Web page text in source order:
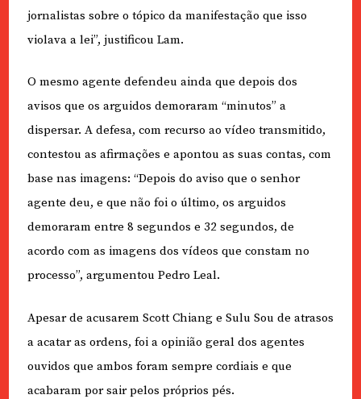
jornalistas sobre o tópico da manifestação que isso
violava a lei”, justificou Lam.
O mesmo agente defendeu ainda que depois dos
avisos que os arguidos demoraram “minutos” a
dispersar. A defesa, com recurso ao vídeo transmitido,
contestou as afirmações e apontou as suas contas, com
base nas imagens: “Depois do aviso que o senhor
agente deu, e que não foi o último, os arguidos
demoraram entre 8 segundos e 32 segundos, de
acordo com as imagens dos vídeos que constam no
processo”, argumentou Pedro Leal.
Apesar de acusarem Scott Chiang e Sulu Sou de atrasos
a acatar as ordens, foi a opinião geral dos agentes
ouvidos que ambos foram sempre cordiais e que
acabaram por sair pelos próprios pés.